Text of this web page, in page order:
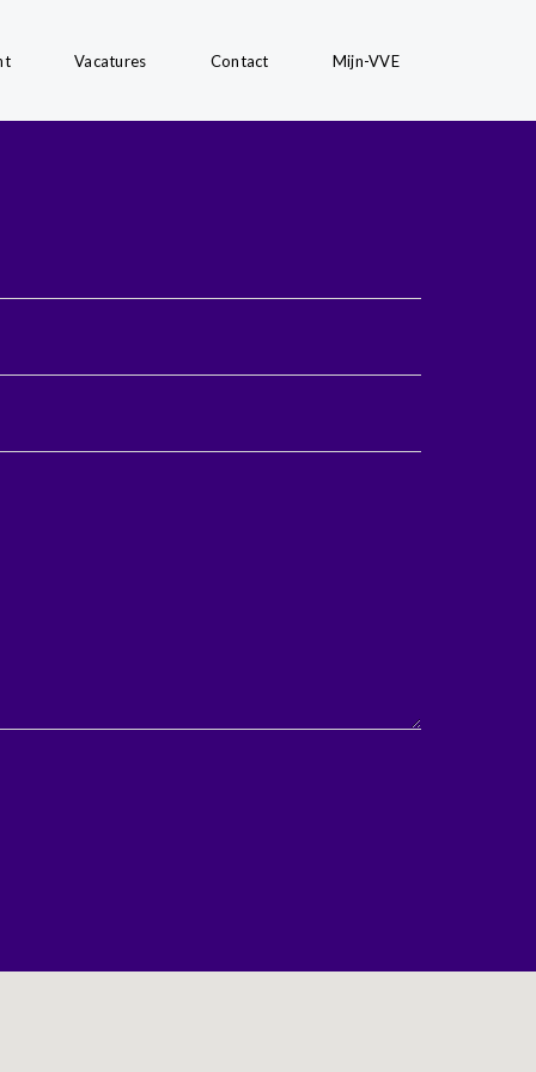
Vacatures Contact Mijn-VVE